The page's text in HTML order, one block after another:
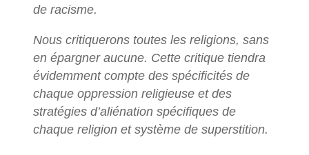
de racisme.
Nous critiquerons toutes les religions, sans
en épargner aucune. Cette critique tiendra
évidemment compte des spécificités de
chaque oppression religieuse et des
stratégies d’aliénation spécifiques de
chaque religion et système de superstition.